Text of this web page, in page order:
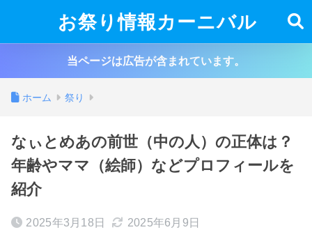
お祭り情報カーニバル
当ページは広告が含まれています。
ホーム 祭り
なぃとめあの前世（中の人）の正体は？
年齢やママ（絵師）などプロフィールを
紹介
2025年3月18日 2025年6月9日